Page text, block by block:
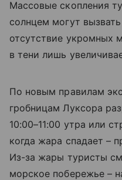
Массовые скопления
солнцем могут
отсутствие укромных
в тени лишь
По новым правилам
гробницам Луксора
10:00–11:00 утра или
когда жара спадает –
Из-за жары туристы
морское побережье –